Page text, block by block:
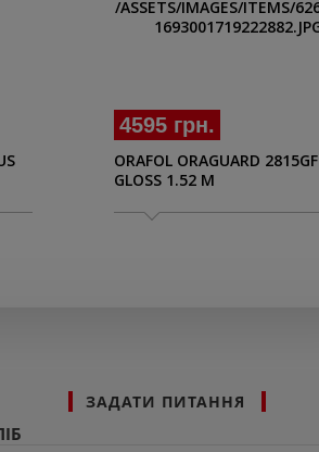
4595 грн.
ORAFOL ORAGUARD 2815GF
GLOSS 1.52 M
ЗАДАТИ ПИТАННЯ